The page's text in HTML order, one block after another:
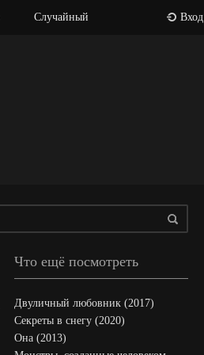
Случайный Вход
Что ещё посмотреть
Двуличный любовник (2017)
Секреты в снегу (2020)
Она (2013)